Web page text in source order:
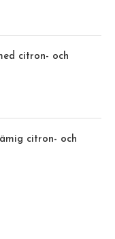
citron- och
citron- och